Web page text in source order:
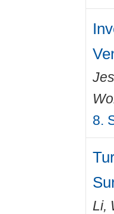
8.
Li,